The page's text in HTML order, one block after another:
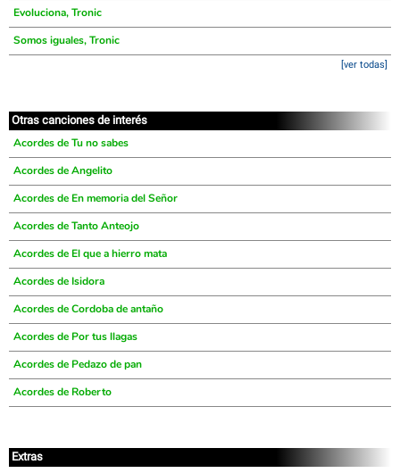
Evoluciona, Tronic
Somos iguales, Tronic
[ver todas]
Otras canciones de interés
Acordes de Tu no sabes
Acordes de Angelito
Acordes de En memoria del Señor
Acordes de Tanto Anteojo
Acordes de El que a hierro mata
Acordes de Isidora
Acordes de Cordoba de antaño
Acordes de Por tus llagas
Acordes de Pedazo de pan
Acordes de Roberto
Extras